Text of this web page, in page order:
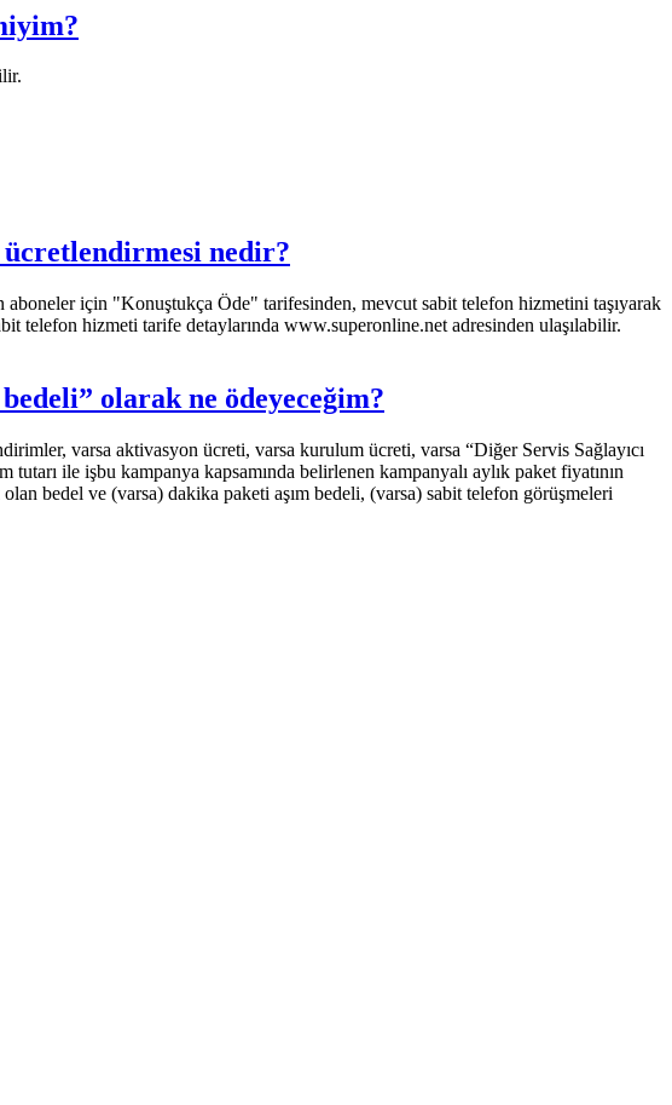
nedir?
aboneler için "Konuştukça Öde" tarifesinden, mevcut sabit telefon hizmetini taşıyarak
telefon hizmeti tarife detaylarında www.superonline.net adresinden ulaşılabilir.
olarak ne ödeyeceğim?
varsa aktivasyon ücreti, varsa kurulum ücreti, varsa “Diğer Servis Sağlayıcı
tutarı ile işbu kampanya kapsamında belirlenen kampanyalı aylık paket fiyatının
olan bedel ve (varsa) dakika paketi aşım bedeli, (varsa) sabit telefon görüşmeleri